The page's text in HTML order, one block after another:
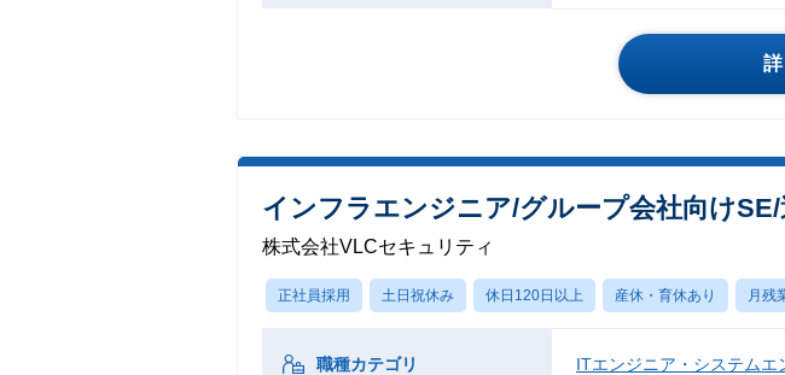
インフラエンジニア/グループ会社向け
株式会社VLCセキュリティ
正社員採用 土日祝休み 休日120日以上 産休・育休あり 月残
職種カテゴリ ITエンジニア・システムエ